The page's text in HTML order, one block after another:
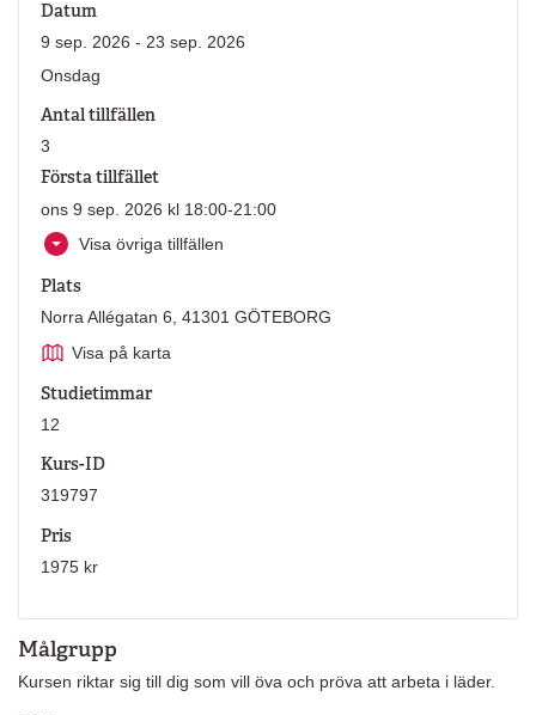
Målgrupp
Kursen riktar sig till dig som vill öva och pröva att arbeta i läder.
Datum
9 sep. 2026 - 23 sep. 2026
Onsdag
Antal tillfällen
3
Första tillfället
ons 9 sep. 2026 kl 18:00-21:00
Visa övriga tillfällen
Plats
Norra Allégatan 6, 41301 GÖTEBORG
Visa på karta
Studietimmar
12
Kurs-ID
319797
Pris
1975 kr